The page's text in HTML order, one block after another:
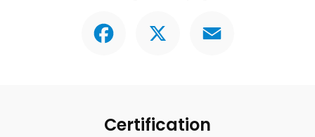
Certification